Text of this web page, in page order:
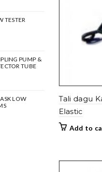
Tali dagu
Elastic
Add to
TESTER
PUMP &
TUBE
LOW